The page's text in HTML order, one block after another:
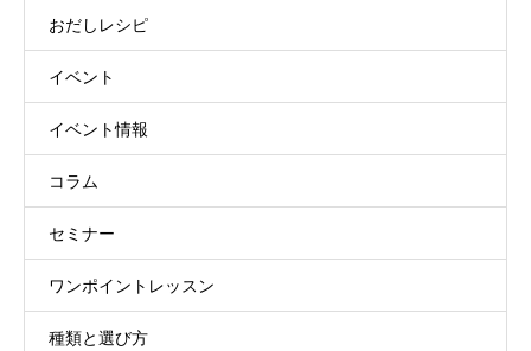
おだしレシピ
イベント
イベント情報
コラム
セミナー
ワンポイントレッスン
種類と選び方